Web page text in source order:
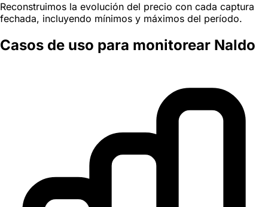
Reconstruimos la evolución del precio con cada captura
fechada, incluyendo mínimos y máximos del período.
Casos de uso para monitorear Naldo